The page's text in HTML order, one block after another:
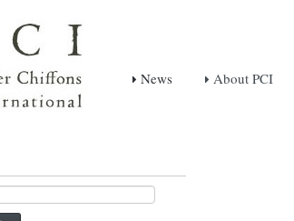
News About PCI